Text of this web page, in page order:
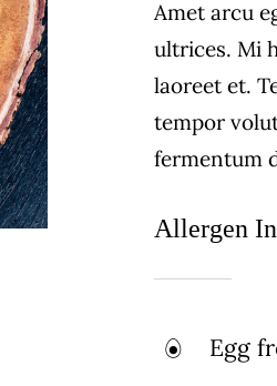
Amet arcu
ultrices. Mi
laoreet et.
tempor
fermentum
Allergen
Egg